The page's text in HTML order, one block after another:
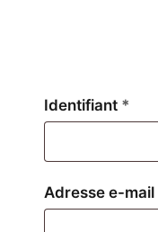
Identifiant *
Adresse e-mail